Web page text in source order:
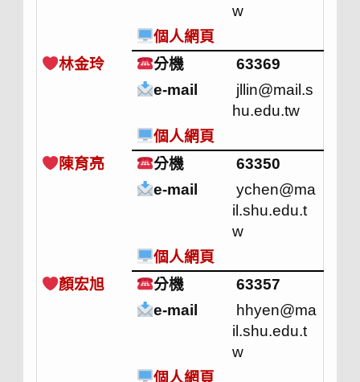
w
個人網頁
林金玲
分機
63369
e-mail
jllin@mail.s
hu.edu.tw
個人網頁
陳育亮
分機
63350
e-mail
ychen@ma
il.shu.edu.t
w
個人網頁
顏宏旭
分機
63357
e-mail
hhyen@ma
il.shu.edu.t
w
個人網頁